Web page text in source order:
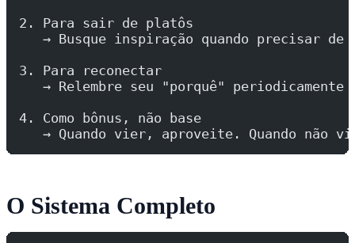
2. Para sair de platôs
→ Busque inspiração quando precisar de
3. Para reconectar
   → Relembre seu "porquê" periodicamente
4. Como bônus, não base
→ Quando vier, aproveite. Quando não
O Sistema Completo